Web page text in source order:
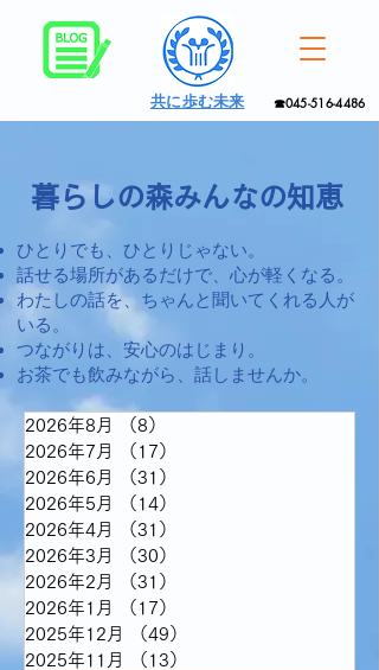
☎045-516-4486
共に歩む未来
暮らしの森みんなの知恵
ひとりでも、ひとりじゃない。
話せる場所があるだけで、心が軽くなる。
わたしの話を、ちゃんと聞いてくれる人が
いる。
つながりは、安心のはじまり。
お茶でも飲みながら、話しませんか。
2026年8月 （8）
2026年7月
（17）
2026年6月
（31）
2026年5月
（14）
2026年4月
（31）
2026年3月
（30）
2026年2月
（31）
2026年1月
（17）
2025年12月
（49）
2025年11月
（13）